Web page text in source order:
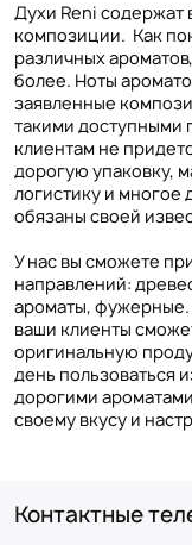
Духи Reni содержат
композиции. Как
различных
более. Ноты
заявленные
такими доступными
клиентам не
дорогую упаковку,
логистику и многое
обязаны своей
У нас вы сможете
направлений:
ароматы, фужерные.
ваши клиенты
оригинальную
день пользоваться
дорогими
своему вкусу и
Контактные